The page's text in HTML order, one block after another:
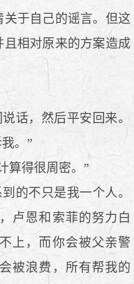
于自己的谣言。但这
相对原来的方案造成
话，然后平安回来。
。”
算得很周密。”
的不只是我一个人。
卢恩和索菲的努力白
上，而你会被父亲警
被浪费，所有帮我的